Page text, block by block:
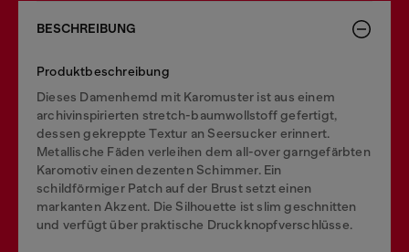
BESCHREIBUNG
Produktbeschreibung
Dieses Damenhemd mit Karomuster ist aus einem
archivinspirierten stretch-baumwollstoff gefertigt,
dessen gekreppte Textur an Seersucker erinnert.
Metallische Fäden verleihen dem all-over garngefärbten
Karomotiv einen dezenten Schimmer. Ein
schildförmiger Patch auf der Brust setzt einen
markanten Akzent. Die Silhouette ist slim geschnitten
und verfügt über praktische Druckknopfverschlüsse.